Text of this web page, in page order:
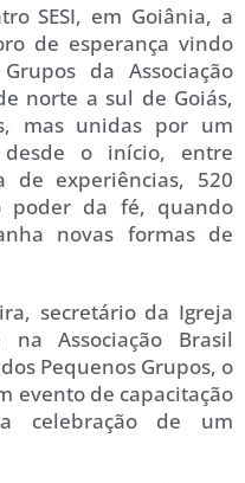
SESI, em Goiânia, a
de esperança vindo
da Associação
norte a sul de Goiás,
mas unidas por um
desde o início, entre
de experiências, 520
poder da fé, quando
novas formas de
secretário da Igreja
Associação Brasil
Pequenos Grupos, o
evento de capacitação
celebração de um